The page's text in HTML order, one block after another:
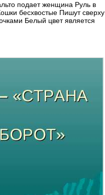
подает женщина Руль в
бесхвостые Пишут сверху
Белый цвет является